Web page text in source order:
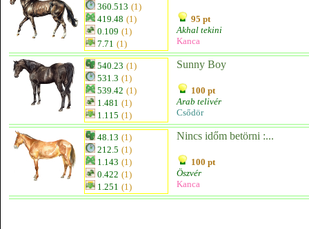
360.513 (1)
419.48 (1)
0.109 (1)
7.71 (1)
95 pt
Akhal tekini
Kanca
540.23 (1)
531.3 (1)
539.42 (1)
1.481 (1)
1.115 (1)
Sunny Boy
100 pt
Arab telivér
Csődör
48.13 (1)
212.5 (1)
1.143 (1)
0.422 (1)
1.251 (1)
Nincs időm betörni :...
100 pt
Öszvér
Kanca